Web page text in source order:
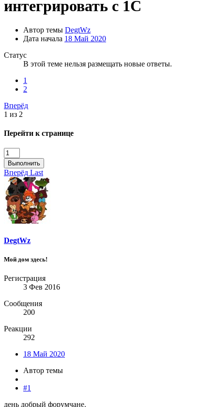
интегрировать с 1С
Автор темы DegtWz
Дата начала 18 Май 2020
Статус
В этой теме нельзя размещать новые ответы.
1
2
Вперёд
1 из 2
Перейти к странице
Выполнить
Вперёд Last
DegtWz
Мой дом здесь!
Регистрация
3 Фев 2016
Сообщения
200
Реакции
292
18 Май 2020
Автор темы
#1
день добрый форумчане.